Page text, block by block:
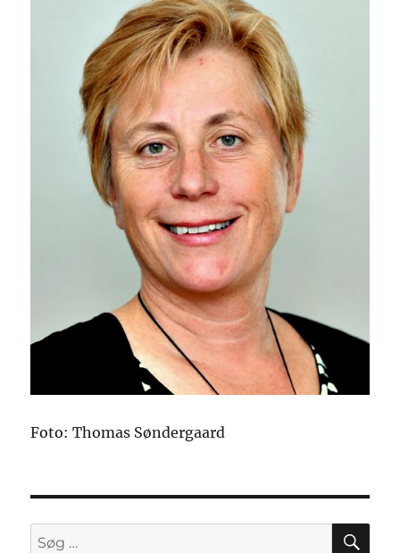
Foto: Thomas Søndergaard
Søg